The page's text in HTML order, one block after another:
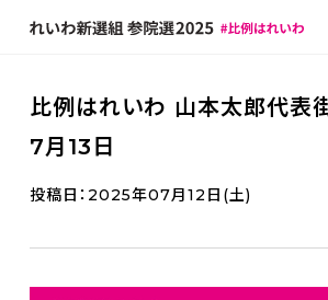
比例はれいわ 山本太郎代表
7月13日
投稿日：2025年07月12日(土)